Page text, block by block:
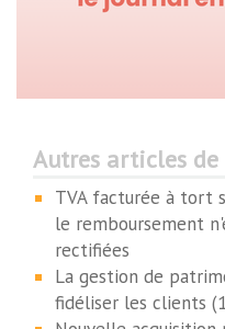
Autres articles
TVA facturée à tort
le remboursement
rectifiées
La gestion de
fidéliser les clients